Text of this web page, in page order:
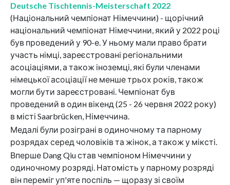
Deutsche Tischtennis-Meisterschaft 2022
(Національний чемпіонат Німеччини) - щорічний
національний чемпіонат Німеччини, який у 2022 році
був проведений у 90-е. У ньому мали право брати
участь німці, зареєстровані регіональними
асоціаціями, а також іноземці, які були членами
німецької асоціації не менше трьох років, також
могли бути зареєстровані. Чемпіонат був
проведений в один вікенд (25 - 26 червня 2022 року)
в місті Saarbrücken, Німеччина.
Медалі були розіграні в одиночному та парному
розрядах серед чоловіків та жінок, а також у міксті.
Вперше Dang Qiu став чемпіоном Німеччини у
одиночному розряді. Натомість у парному розряді
він переміг уп'яте поспіль — щоразу зі своїм